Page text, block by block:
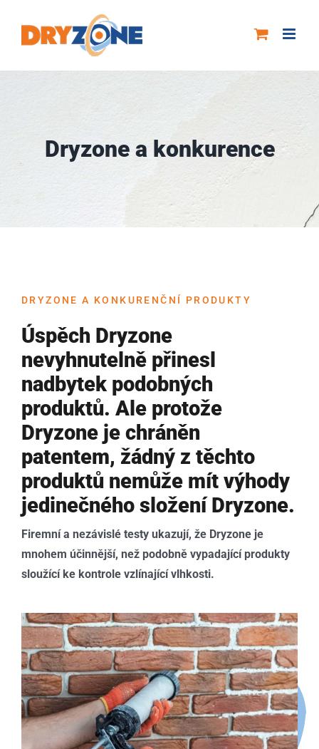
content
Dryzone a konkurence
DRYZONE A KONKURENČNÍ PRODUKTY
Úspěch Dryzone
nevyhnutelně přinesl
nadbytek podobných
produktů. Ale protože
Dryzone je chráněn
patentem, žádný z těchto
produktů nemůže mít výhody
jedinečného složení Dryzone.
Firemní a nezávislé testy ukazují, že Dryzone je
mnohem účinnější, než podobně vypadající produkty
sloužící ke kontrole vzlínající vlhkosti.